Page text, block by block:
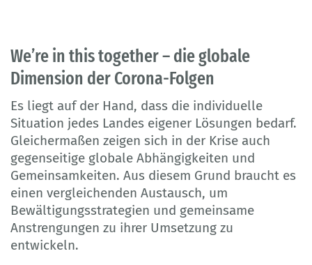
We’re in this together – die globale
Dimension der Corona-Folgen
Es liegt auf der Hand, dass die individuelle
Situation jedes Landes eigener Lösungen bedarf.
Gleichermaßen zeigen sich in der Krise auch
gegenseitige globale Abhängigkeiten und
Gemeinsamkeiten. Aus diesem Grund braucht es
einen vergleichenden Austausch, um
Bewältigungsstrategien und gemeinsame
Anstrengungen zu ihrer Umsetzung zu
entwickeln.